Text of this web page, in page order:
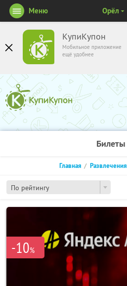
КупиКупон
Мобильное приложение
ещё удобнее
Меню Орёл
Билеты
По рейтингу
Главная Развлечения
-10%